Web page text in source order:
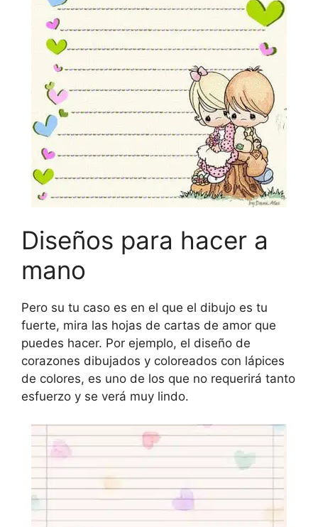
Diseños para hacer a
mano
Pero su tu caso es en el que el dibujo es tu
fuerte, mira las hojas de cartas de amor que
puedes hacer. Por ejemplo, el diseño de
corazones dibujados y coloreados con lápices
de colores, es uno de los que no requerirá tanto
esfuerzo y se verá muy lindo.